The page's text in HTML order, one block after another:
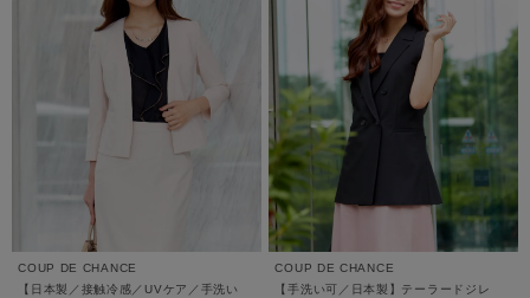
COUP DE CHANCE
【日本製／接触冷感／UVケア／手洗い
COUP DE CHANCE
【手洗い可／日本製】テーラードジレ